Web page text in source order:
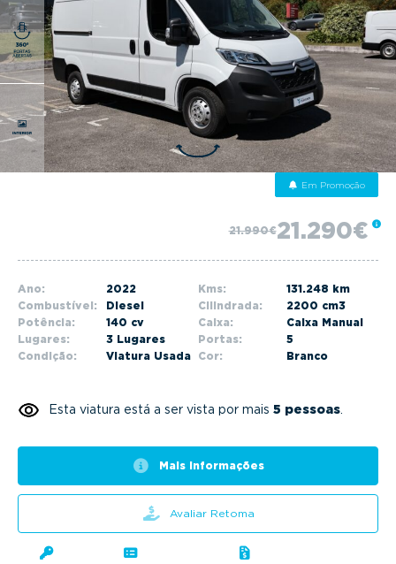
g
a
t
i
o
n
Em Promoção
21.990€21.290€
Ano: 2022 Kms:
131.248 km
Combustível:
Diesel Cilindrada:
2200 cm3
Potência:
140 cv Caixa:
Caixa Manual
Lugares:
3 Lugares Portas:
5
Condição:
Viatura Usada Cor: Branco
Esta viatura está a ser vista por mais 5 pessoas
Mais informações
Avaliar Retoma